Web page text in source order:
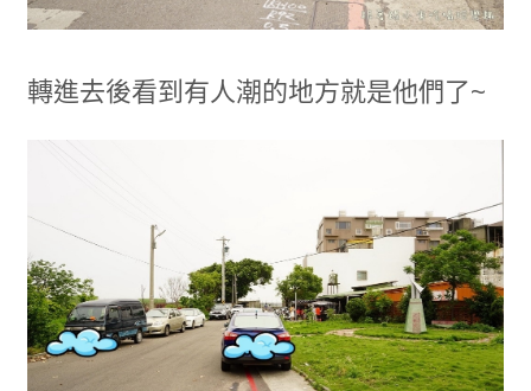
轉進去後看到有人潮的地方就是他們了~